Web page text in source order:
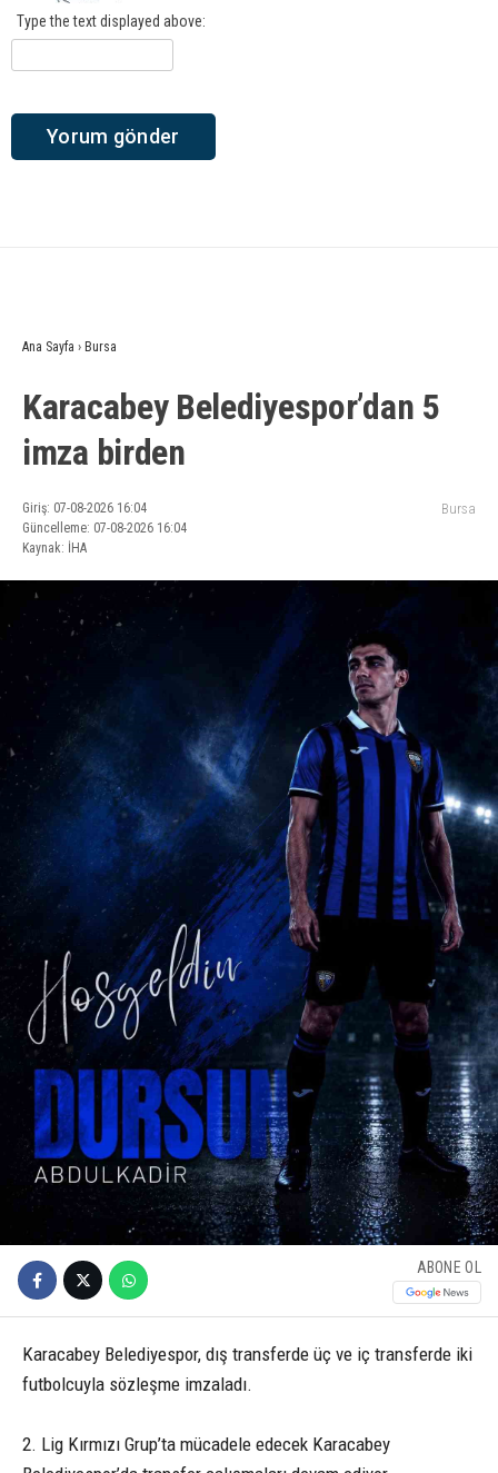
Type the text displayed above:
Ana Sayfa › Bursa
Karacabey Belediyespor’dan 5
imza birden
Giriş: 07-08-2026 16:04
Güncelleme: 07-08-2026 16:04
Kaynak: İHA
Bursa
ABONE OL
Karacabey Belediyespor, dış transferde üç ve iç transferde iki
futbolcuyla sözleşme imzaladı.
2. Lig Kırmızı Grup’ta mücadele edecek Karacabey